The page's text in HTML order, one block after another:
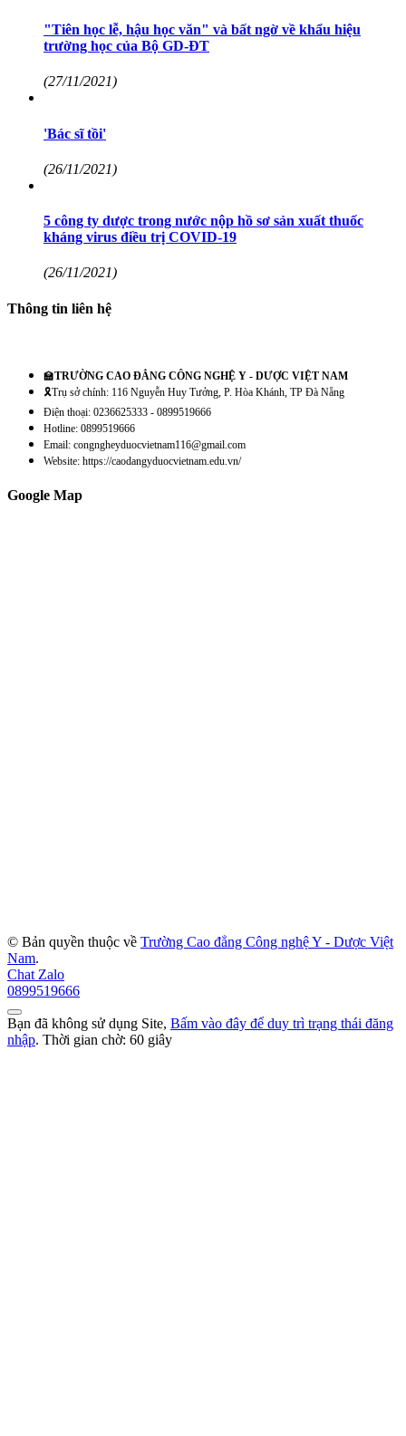
"Tiên học lễ, hậu học văn" và bất ngờ về khẩu hiệu
trường học của Bộ GD-ĐT
(27/11/2021)
'Bác sĩ tồi'
(26/11/2021)
5 công ty dược trong nước nộp hồ sơ sản xuất thuốc
kháng virus điều trị COVID-19
(26/11/2021)
Thông tin liên hệ
🏫TRƯỜNG CAO ĐẲNG CÔNG NGHỆ Y - DƯỢC VIỆT NAM
🎗️Trụ sở chính: 116 Nguyễn Huy Tưởng, P. Hòa Khánh, TP Đà Nẵng
Điện thoại: 0236625333 - 0899519666
Hotline: 0899519666
Email: congngheyduocvietnam116@gmail.com
Website: https://caodangyduocvietnam.edu.vn/
Google Map
© Bản quyền thuộc về Trường Cao đẳng Công nghệ Y - Dược Việt
Nam.
Chat Zalo
0899519666
Bạn đã không sử dụng Site, Bấm vào đây để duy trì trạng thái đăng
nhập. Thời gian chờ: 60 giây